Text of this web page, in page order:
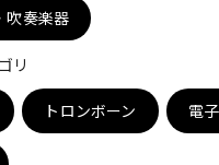
ヴィンテージ
吹奏楽器
リ
トロンボーン 電